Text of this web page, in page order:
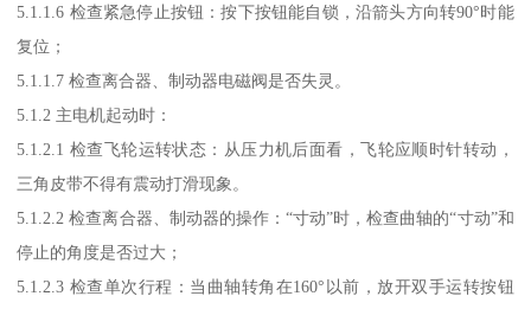
5.1.1.6 检查紧急停止按钮：按下按钮能自锁，沿箭头方向转90°时能
复位；
5.1.1.7 检查离合器、制动器电磁阀是否失灵。
5.1.2 主电机起动时：
5.1.2.1 检查飞轮运转状态：从压力机后面看，飞轮应顺时针转动，
三角皮带不得有震动打滑现象。
5.1.2.2 检查离合器、制动器的操作：“寸动”时，检查曲轴的“寸动”和
停止的角度是否过大；
5.1.2.3 检查单次行程：当曲轴转角在160°以前，放开双手运转按钮